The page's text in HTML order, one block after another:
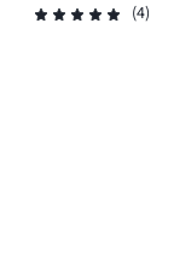
(4)